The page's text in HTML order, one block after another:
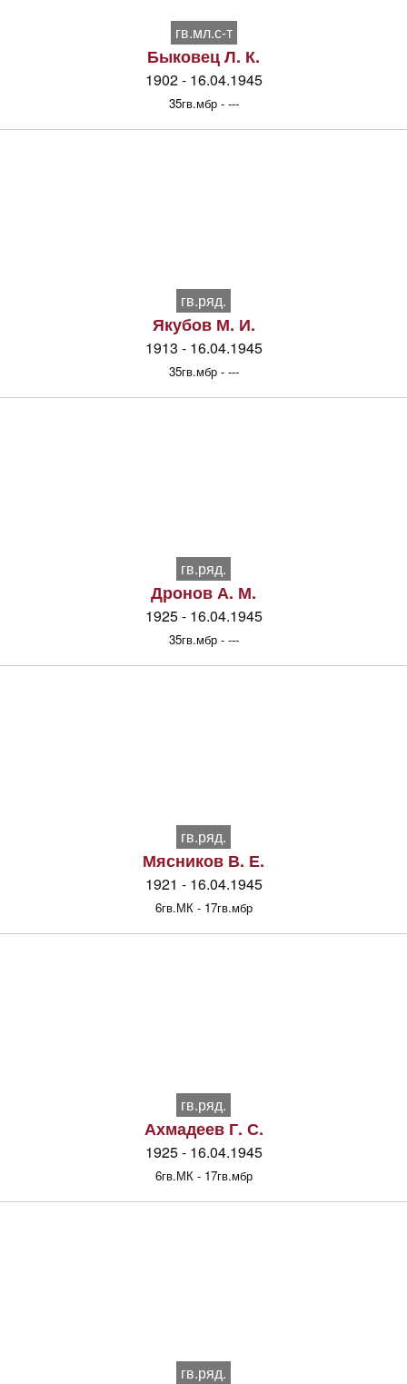
гв.мл.с-т
Быковец Л. К.
1902 - 16.04.1945
35гв.мбр - ---
гв.ряд.
Якубов М. И.
1913 - 16.04.1945
35гв.мбр - ---
гв.ряд.
Дронов А. М.
1925 - 16.04.1945
35гв.мбр - ---
гв.ряд.
Мясников В. Е.
1921 - 16.04.1945
6гв.МК - 17гв.мбр
гв.ряд.
Ахмадеев Г. С.
1925 - 16.04.1945
6гв.МК - 17гв.мбр
гв.ряд.